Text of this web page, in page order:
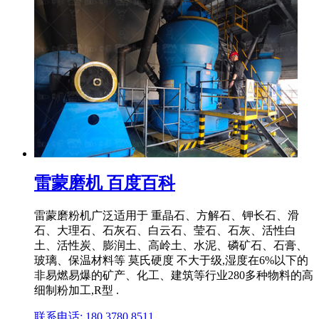
雷蒙磨机 百度百科
雷蒙磨粉机广泛适用于 重晶石、方解石、钾长石、滑
石、大理石、石灰石、白云石、莹石、石灰、活性白
土、活性炭、膨润土、高岭土、水泥、磷矿石、石膏、
玻璃、保温材料等 莫氏硬度 不大于级,湿度在6%以下的
非易燃易爆的矿产、化工、建筑等行业280多种物料的高
细制粉加工,R型 .
联系电话: 180 3780 8511